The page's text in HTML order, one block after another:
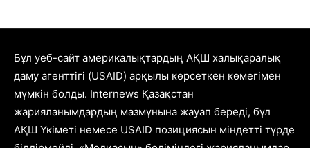
Бұл уеб-сайт америкалықтардың АҚШ халықаралық
даму агенттігі (USAID) арқылы көрсеткен көмегімен
мүмкін болды. Internews Қазақстан
жарияланымдардың мазмұнына жауап береді, бұл
АҚШ Үкіметі немесе USAID позициясын міндетті түрде